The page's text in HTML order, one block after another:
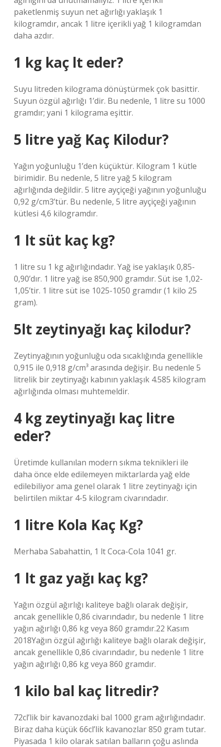
paketlenmiş suyun net ağırlığı yaklaşık 1
kilogramdır, ancak 1 litre içerikli yağ 1 kilogramdan
daha azdır.
1 kg kaç lt eder?
Suyu litreden kilograma dönüştürmek çok basittir.
Suyun özgül ağırlığı 1’dir. Bu nedenle, 1 litre su 1000
gramdır; yani 1 kilograma eşittir.
5 litre yağ Kaç Kilodur?
Yağın yoğunluğu 1’den küçüktür. Kilogram 1 kütle
birimidir. Bu nedenle, 5 litre yağ 5 kilogram
ağırlığında değildir. 5 litre ayçiçeği yağının yoğunluğu
0,92 g/cm3’tür. Bu nedenle, 5 litre ayçiçeği yağının
kütlesi 4,6 kilogramdır.
1 lt süt kaç kg?
1 litre su 1 kg ağırlığındadır. Yağ ise yaklaşık 0,85-
0,90’dır. 1 litre yağ ise 850,900 gramdır. Süt ise 1,02-
1,05’tir. 1 litre süt ise 1025-1050 gramdır (1 kilo 25
gram).
5lt zeytinyağı kaç kilodur?
Zeytinyağının yoğunluğu oda sıcaklığında genellikle
0,915 ile 0,918 g/cm³ arasında değişir. Bu nedenle 5
litrelik bir zeytinyağı kabının yaklaşık 4.585 kilogram
ağırlığında olması muhtemeldir.
4 kg zeytinyağı kaç litre
eder?
Üretimde kullanılan modern sıkma teknikleri ile
daha önce elde edilemeyen miktarlarda yağ elde
edilebiliyor ama genel olarak 1 litre zeytinyağı için
belirtilen miktar 4-5 kilogram civarındadır.
1 litre Kola Kaç Kg?
Merhaba Sabahattin, 1 lt Coca-Cola 1041 gr.
1 lt gaz yağı kaç kg?
Yağın özgül ağırlığı kaliteye bağlı olarak değişir,
ancak genellikle 0,86 civarındadır, bu nedenle 1 litre
yağın ağırlığı 0,86 kg veya 860 gramdır.22 Kasım
2018Yağın özgül ağırlığı kaliteye bağlı olarak değişir,
ancak genellikle 0,86 civarındadır, bu nedenle 1 litre
yağın ağırlığı 0,86 kg veya 860 gramdır.
1 kilo bal kaç litredir?
72cl’lik bir kavanozdaki bal 1000 gram ağırlığındadır.
Biraz daha küçük 66cl’lik kavanozlar 850 gram tutar.
Piyasada 1 kilo olarak satılan balların çoğu aslında